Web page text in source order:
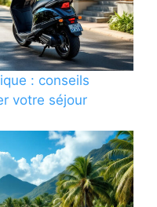
: conseils
votre séjour